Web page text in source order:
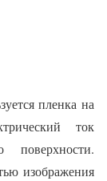
пленка на
ток
поверхности.
изображения